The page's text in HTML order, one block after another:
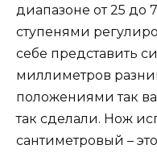
диапазоне от 25 до
ступенями
себе представить
миллиметров
положениями так
так сделали. Нож
сантиметровый –